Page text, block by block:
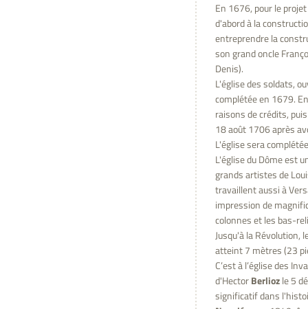
En 1676, pour le
d'abord à la
entreprendre la
son grand oncle
Denis).
L'église des soldats,
complétée en 1679.
raisons de crédits,
18 août 1706 après
L'église sera
L'église du Dôme est
grands artistes de
travaillent aussi à
impression de
colonnes et les bas-
Jusqu'à la Révolution,
atteint 7 mètres (23
C’est à l’église des
d'HectorBerliozle 5
significatif dans